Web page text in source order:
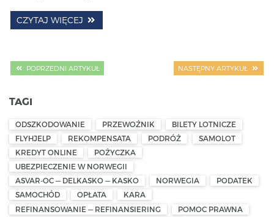
CZYTAJ WIĘCEJ
POPRZEDNI ARTYKUŁ NASTĘPNY ARTYKUŁ
TAGI
ODSZKODOWANIE PRZEWOŹNIK
BILETY LOTNICZE
FLYHJELP
REKOMPENSATA PODRÓŻ
SAMOLOT
KREDYT ONLINE
POŻYCZKA
UBEZPIECZENIE W NORWEGII
ASVAR-OC — DELKASKO — KASKO
NORWEGIA
PODATEK
SAMOCHÓD
OPŁATA
KARA
REFINANSOWANIE — REFINANSIERING
POMOC PRAWNA